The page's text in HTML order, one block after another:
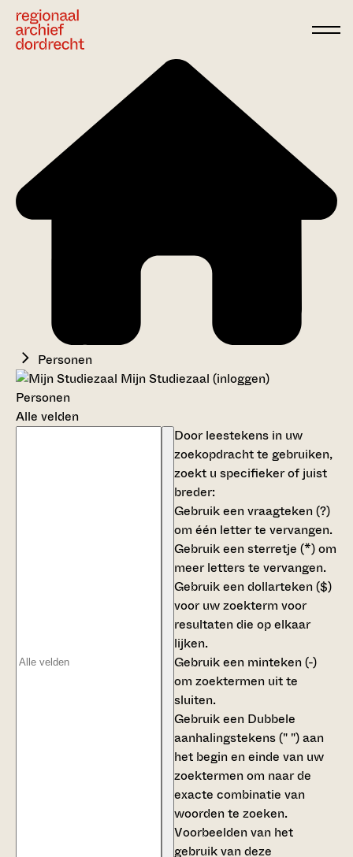
Personen
Mijn Studiezaal (inloggen)
Personen
Alle velden
Door leestekens in uw
zoekopdracht te gebruiken,
zoekt u specifieker of juist
breder:
Gebruik eenvraagteken (?)
om één letter te vervangen.
Gebruik eensterretje (*)om
meer letters te vervangen.
Gebruik eendollarteken ($)
voor uw zoekterm voor
resultaten die op elkaar
lijken.
Gebruik een minteken (-)
om zoektermen uit te
sluiten.
Gebruik een Dubbele
aanhalingstekens (" ")aan
het begin en einde van uw
zoektermen om naar de
exacte combinatie van
woorden te zoeken.
Voorbeelden van het
gebruik van deze